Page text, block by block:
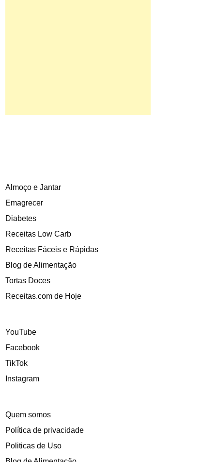
Almoço e Jantar
Emagrecer
Diabetes
Receitas Low Carb
Receitas Fáceis e Rápidas
Blog de Alimentação
Tortas Doces
Receitas.com de Hoje
YouTube
Facebook
TikTok
Instagram
Quem somos
Política de privacidade
Politicas de Uso